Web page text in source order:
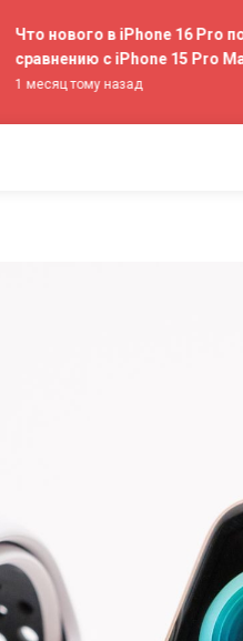
Что нового в iPhone 16 Pro по
сравнению с iPhone 15 Pro Max?
1 месяц тому назад